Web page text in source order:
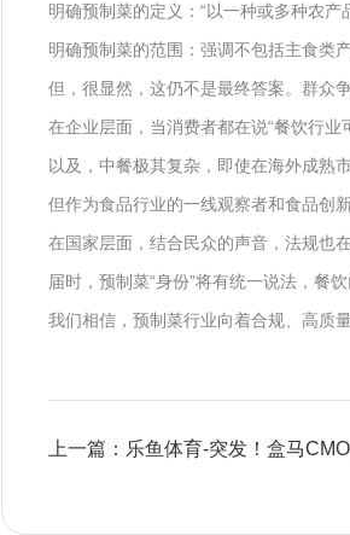
明确预制菜的定义：“以一种或多种农
明确预制菜的范围：强调不包括主食类
但，很显然，这仍不是最终答案。群众
在企业层面，当消费者都在说“餐饮行
以及，中餐极其复杂，即使在海外成熟
但作为食品行业的一线观察者和食品创
在国家层面，结合民众的声音，法规也
届时，预制菜“身份”将有统一说法，餐
我们相信，预制菜行业向着合规、高质
上一篇：乐鱼体育-突发！盒马